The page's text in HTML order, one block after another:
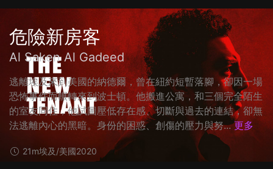
危險新房客
Al Saken Al Gadeed
逃離埃及來到美國的納德爾，曾在紐約短暫落腳，卻因一場
恐怖事件而輾轉來到波士頓。他搬進公寓，和三個完全陌生
的室友同住，他試圖壓低存在感、切斷與過去的連結，卻無
法逃離內心的黑暗。身份的困惑、創傷的壓力與努... 更多
21m埃及/美國2020